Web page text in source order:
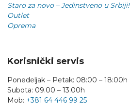
Staro za novo – Jedinstveno u Srbiji!
Outlet
Oprema
Korisnički servis
Ponedeljak – Petak: 08:00 – 18:00h
Subota: 09.00 – 13.00h
Mob: +381 64 446 99 25